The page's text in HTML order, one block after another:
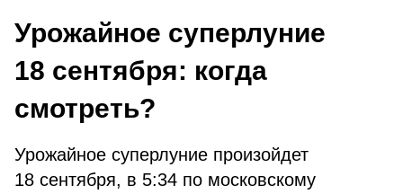
Урожайное суперлуние
18 сентября: когда
смотреть?
Урожайное суперлуние произойдет
18 сентября, в 5:34 по московскому